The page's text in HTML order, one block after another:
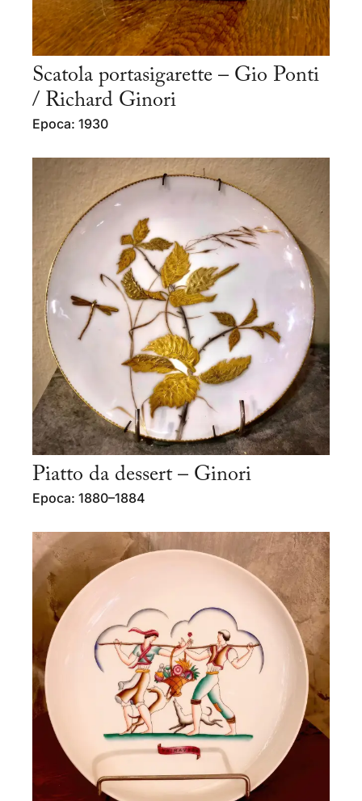
Scatola portasigarette – Gio Ponti
/ Richard Ginori
Epoca: 1930
Piatto da dessert – Ginori
Epoca: 1880–1884